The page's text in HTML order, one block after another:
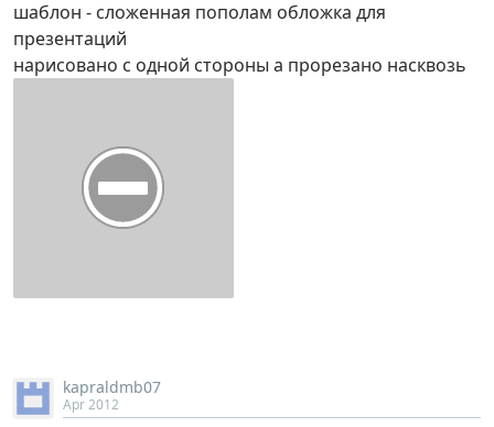
шаблон - сложенная пополам обложка для
презентаций
нарисовано с одной стороны а прорезано насквозь
kapraldmb07
Apr 2012